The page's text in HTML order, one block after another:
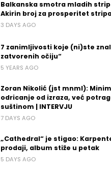
Balkanska smotra mladih
Akirin broj za prosperitet
3 DAYS AGO
7 zanimljivosti koje (ni)ste
zatvorenih očiju“
5 YEARS AGO
Zoran Nikolić (jst mnml):
odricanje od izraza, već
suštinom | INTERVJU
7 DAYS AGO
„Cathedral“ je stigao:
prodaji, album stiže u petak
5 DAYS AGO